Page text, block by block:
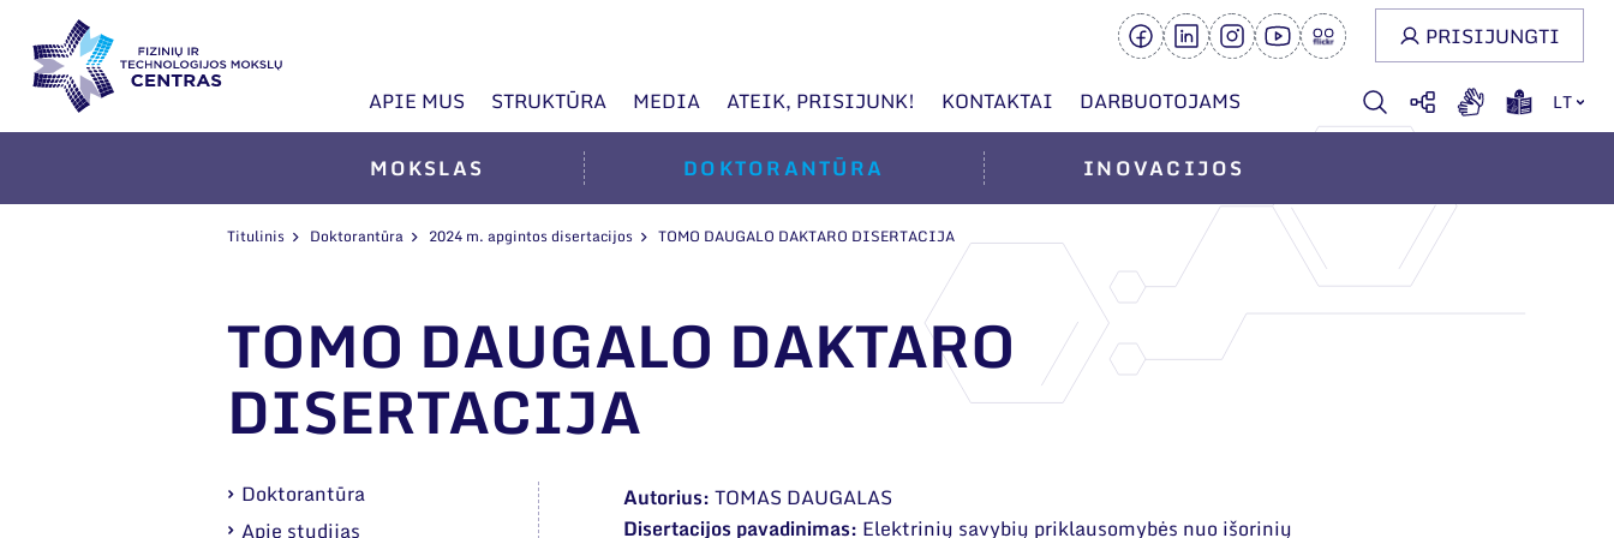
APIE MUS STRUKTŪRA MEDIA ATEIK, PRISIJUNK! KONTAKTAI DARBUOTOJAMS LT
PRISIJUNGTI
MOKSLAS DOKTORANTŪRA INOVACIJOS
Titulinis Doktorantūra 2024 m. apgintos disertacijos TOMO DAUGALO DAKTARO DISERTACIJA
TOMO DAUGALO DAKTARO
DISERTACIJA
Doktorantūra
Apie studijas
Autorius:TOMAS DAUGALAS
Disertacijos pavadinimas: Elektrinių savybių priklausomybės nuo išorinių